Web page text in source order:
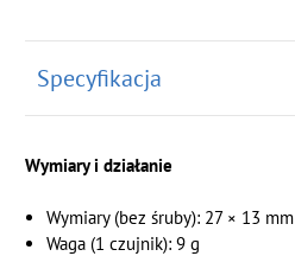
Specyfikacja
Wymiary i działanie
Wymiary (bez śruby): 27 × 13 mm
Waga (1 czujnik): 9 g